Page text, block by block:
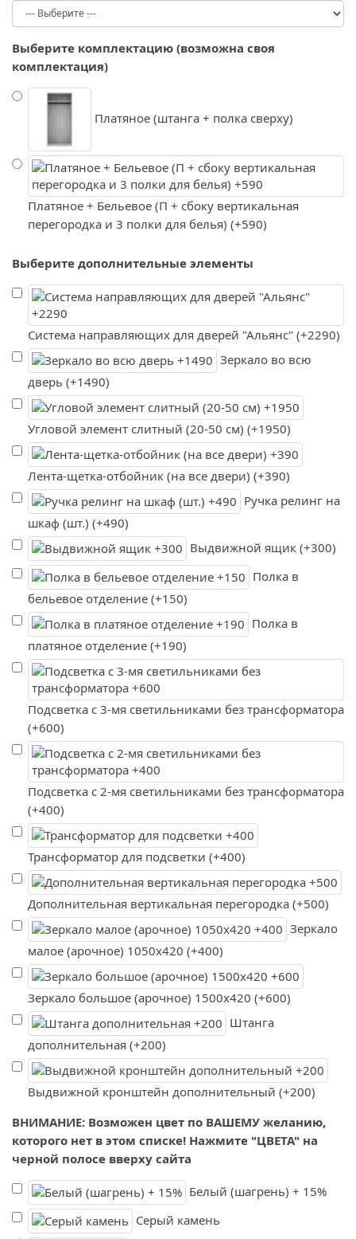
Выберите комплектацию (возможна своя
комплектация)
Платяное (штанга + полка сверху)
Платяное + Бельевое (П + сбоку вертикальная
перегородка и 3 полки для белья) (+590)
Выберите дополнительные элементы
Система направляющих для дверей "Альянс" (+2290)
Зеркало во всю
дверь (+1490)
Угловой элемент слитный (20-50 см) (+1950)
Лента-щетка-отбойник (на все двери) (+390)
Ручка релинг на
шкаф (шт.) (+490)
Выдвижной ящик (+300)
Полка в
бельевое отделение (+150)
Полка в
платяное отделение (+190)
Подсветка с 3-мя светильниками без трансформатора
(+600)
Подсветка с 2-мя светильниками без трансформатора
(+400)
Трансформатор для подсветки (+400)
Дополнительная вертикальная перегородка (+500)
Зеркало
малое (арочное) 1050х420 (+400)
Зеркало большое (арочное) 1500х420 (+600)
Штанга
дополнительная (+200)
Выдвижной кронштейн дополнительный (+200)
ВНИМАНИЕ: Возможен цвет по ВАШЕМУ желанию,
которого нет в этом списке! Нажмите "ЦВЕТА" на
черной полосе вверху сайта
Белый (шагрень) + 15%
Серый камень